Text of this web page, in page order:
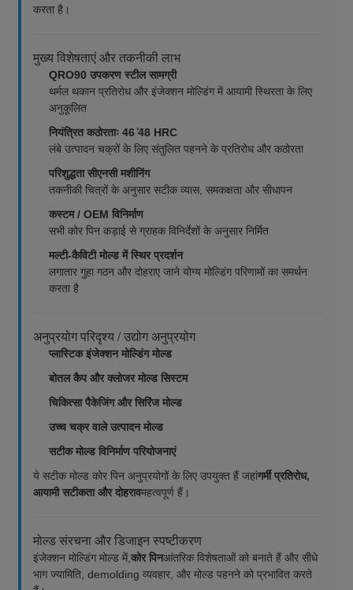
करता है।
मुख्य विशेषताएं और तकनीकी लाभ
QRO90 उपकरण स्टील सामग्री
थर्मल थकान प्रतिरोध और इंजेक्शन मोल्डिंग में आयामी स्थिरता के लिए
अनुकूलित
नियंत्रित कठोरताः 46 ̊48 HRC
लंबे उत्पादन चक्रों के लिए संतुलित पहनने के प्रतिरोध और कठोरता
परिशुद्धता सीएनसी मशीनिंग
तकनीकी चित्रों के अनुसार सटीक व्यास, समकक्षता और सीधापन
कस्टम / OEM विनिर्माण
सभी कोर पिन कड़ाई से ग्राहक विनिर्देशों के अनुसार निर्मित
मल्टी-कैविटी मोल्ड में स्थिर प्रदर्शन
लगातार गुहा गठन और दोहराए जाने योग्य मोल्डिंग परिणामों का समर्थन
करता है
अनुप्रयोग परिदृश्य / उद्योग अनुप्रयोग
प्लास्टिक इंजेक्शन मोल्डिंग मोल्ड
बोतल कैप और क्लोजर मोल्ड सिस्टम
चिकित्सा पैकेजिंग और सिरिंज मोल्ड
उच्च चक्र वाले उत्पादन मोल्ड
सटीक मोल्ड विनिर्माण परियोजनाएं
ये सटीक मोल्ड कोर पिन अनुप्रयोगों के लिए उपयुक्त हैं जहांगर्मी प्रतिरोध,
आयामी सटीकता और दोहरावमहत्वपूर्ण हैं।
मोल्ड संरचना और डिजाइन स्पष्टीकरण
इंजेक्शन मोल्डिंग मोल्ड में, कोर पिनआंतरिक विशेषताओं को बनाते हैं और सीधे
भाग ज्यामिति, demolding व्यवहार, और मोल्ड पहनने को प्रभावित करते